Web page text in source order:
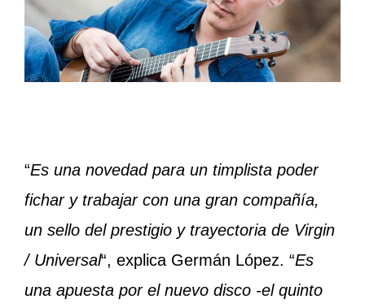
“Es una novedad para un timplista poder
fichar y trabajar con una gran compañía,
un sello del prestigio y trayectoria de Virgin
/ Universal“, explica Germán López. “Es
una apuesta por el nuevo disco -el quinto